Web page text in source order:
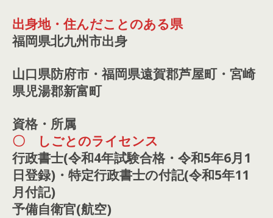
出身地・住んだことのある県
福岡県北九州市出身
山口県防府市・福岡県遠賀郡芦屋町・宮崎
県児湯郡新富町
資格・所属
〇 しごとのライセンス
行政書士(令和4年試験合格・令和5年6月1
日登録)・特定行政書士の付記(令和5年11
月付記)
予備自衛官(航空)